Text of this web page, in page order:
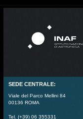
SEDE CENTRALE:
Viale del Parco Mellini 84
00136 ROMA
Tel. (+39) 06 355331